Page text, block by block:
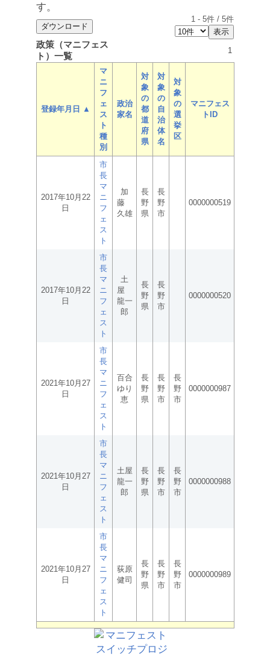
す。
1 - 5件 / 5件
政策（マニフェス
ト）一覧
1
登録年月日 ▲
マ
ニ
フ
ェ
ス
ト
種
別
政治
家名
対
象
の
都
道
府
県
対
象
の
自
治
体
名
対
象
の
選
挙
区
マニフェス
トID
2017年10月22
日
市
長
マ
ニ
フ
ェ
ス
ト
加
藤
久雄
長
野
県
長
野
市
0000000519
2017年10月22
日
市
長
マ
ニ
フ
ェ
ス
ト
土
屋
龍一
郎
長
野
県
長
野
市
0000000520
2021年10月27
日
市
長
マ
ニ
フ
ェ
ス
ト
百合
ゆり
恵
長
野
県
長
野
市
長
野
市
0000000987
2021年10月27
日
市
長
マ
ニ
フ
ェ
ス
ト
土屋
龍一
郎
長
野
県
長
野
市
長
野
市
0000000988
2021年10月27
日
市
長
マ
ニ
フ
ェ
ス
ト
荻原
健司
長
野
県
長
野
市
長
野
市
0000000989